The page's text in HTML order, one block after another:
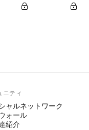
ニティ
ャルネットワーク
ォール
紹介